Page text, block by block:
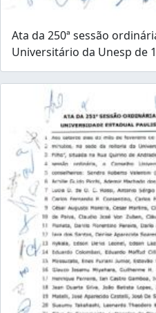
Ata da 250ª sessão
Universitário da Unesp de